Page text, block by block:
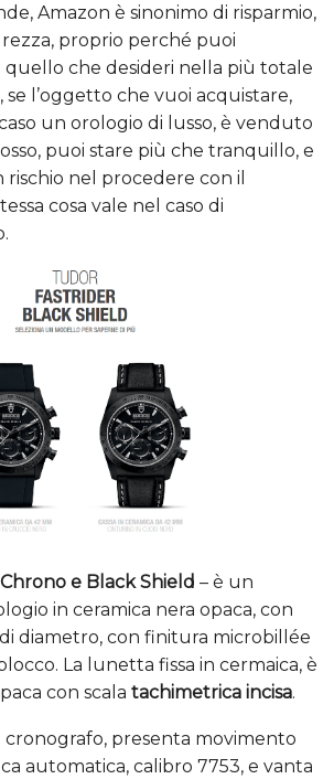
Amazon è sinonimo di risparmio,
proprio perché puoi
che desideri nella più totale
se l’oggetto che vuoi acquistare,
un orologio di lusso, è venduto
puoi stare più che tranquillo, e
rischio nel procedere con il
cosa vale nel caso di
e Black Shield – è un
in ceramica nera opaca, con
diametro, con finitura microbillée
La lunetta fissa in cermaica, è
con scala tachimetrica incisa.
cronografo, presenta movimento
automatica, calibro 7753, e vanta